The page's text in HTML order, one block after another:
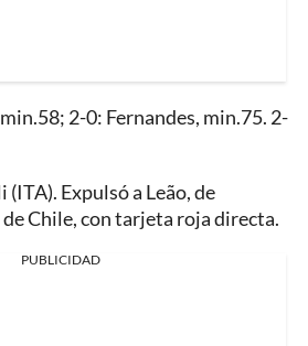
2-0: Fernandes, min.75. 2-
(ITA). Expulsó a Leão, de
Chile, con tarjeta roja directa.
PUBLICIDAD